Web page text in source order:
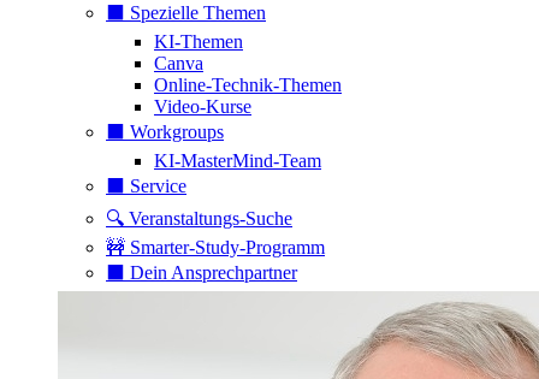
⬛️ Spezielle Themen
KI-Themen
Canva
Online-Technik-Themen
Video-Kurse
⬛️ Workgroups
KI-MasterMind-Team
⬛️ Service
🔍 Veranstaltungs-Suche
🚧 Smarter-Study-Programm
⬛️ Dein Ansprechpartner